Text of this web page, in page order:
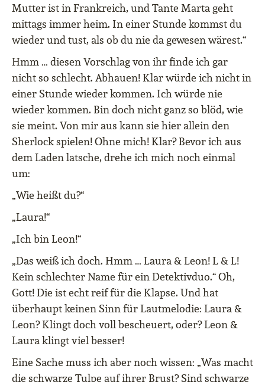
Mutter ist in Frankreich, und Tante Marta geht
mittags immer heim. In einer Stunde kommst du
wieder und tust, als ob du nie da gewesen wärest.“
Hmm … diesen Vorschlag von ihr finde ich gar
nicht so schlecht. Abhauen! Klar würde ich nicht in
einer Stunde wieder kommen. Ich würde nie
wieder kommen. Bin doch nicht ganz so blöd, wie
sie meint. Von mir aus kann sie hier allein den
Sherlock spielen! Ohne mich! Klar? Bevor ich aus
dem Laden latsche, drehe ich mich noch einmal
um:
„Wie heißt du?“
„Laura!“
„Ich bin Leon!“
„Das weiß ich doch. Hmm … Laura & Leon! L & L!
Kein schlechter Name für ein Detektivduo.“ Oh,
Gott! Die ist echt reif für die Klapse. Und hat
überhaupt keinen Sinn für Lautmelodie: Laura &
Leon? Klingt doch voll bescheuert, oder? Leon &
Laura klingt viel besser!
Eine Sache muss ich aber noch wissen: „Was macht
die schwarze Tulpe auf ihrer Brust? Sind schwarze